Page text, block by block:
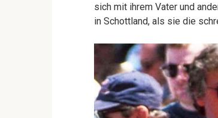
sich mit ihrem Vater und
in Schottland, als sie die